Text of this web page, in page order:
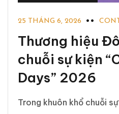
25 THÁNG 6, 2026
Thương hiệu
chuỗi sự kiện
Days” 2026
Trong khuôn khổ chuỗi